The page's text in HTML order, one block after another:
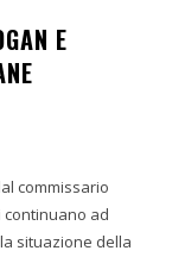
E
commissario
continuano ad
situazione della